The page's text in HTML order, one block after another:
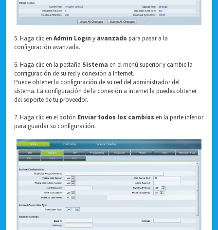
5. Haga clic en Admin Login y avanzado para pasar a la
configuración avanzada.
6. Haga clic en la pestaña Sistema en el menú superior y cambie la
configuración de su red y conexión a Internet.
Puede obtener la configuración de su red del administrador del
sistema. La configuración de la conexión a internet la puedes obtener
del soporte de tu proveedor.
7. Haga clic en el botón Enviar todos los cambios en la parte inferior
para guardar su configuración.